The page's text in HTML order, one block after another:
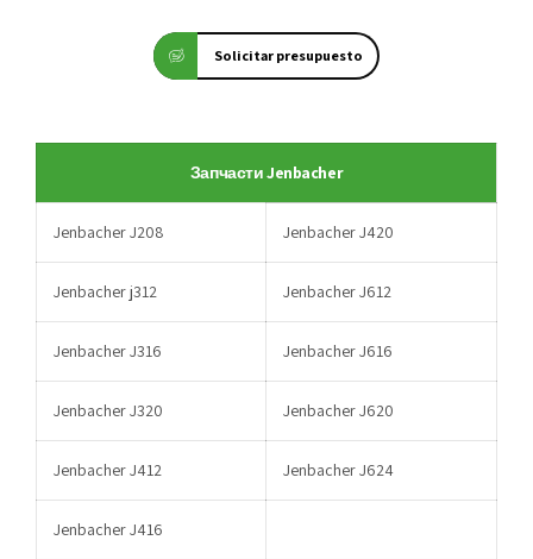
Solicitar presupuesto
Запчасти Jenbacher
Jenbacher J208 Jenbacher J420
Jenbacher j312 Jenbacher J612
Jenbacher J316 Jenbacher J616
Jenbacher J320 Jenbacher J620
Jenbacher J412 Jenbacher J624
Jenbacher J416